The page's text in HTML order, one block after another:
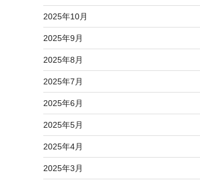
2025年10月
2025年9月
2025年8月
2025年7月
2025年6月
2025年5月
2025年4月
2025年3月